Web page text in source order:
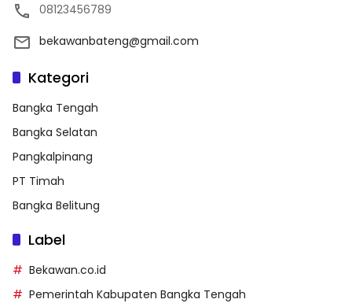
08123456789
bekawanbateng@gmail.com
Kategori
Bangka Tengah
Bangka Selatan
Pangkalpinang
PT Timah
Bangka Belitung
Label
Bekawan.co.id
Pemerintah Kabupaten Bangka Tengah